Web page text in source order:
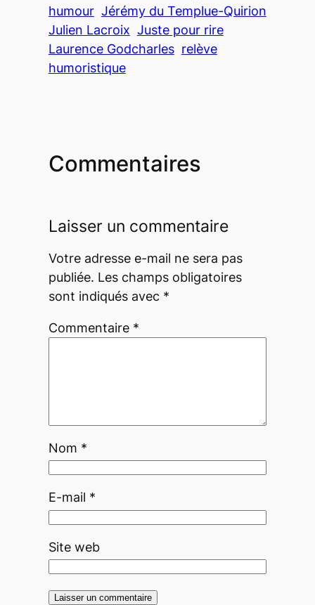
humour Jérémy du Templue-Quirion
Julien Lacroix Juste pour rire
Laurence Godcharles relève
humoristique
Commentaires
Laisser un commentaire
Votre adresse e-mail ne sera pas
publiée. Les champs obligatoires
sont indiqués avec *
Commentaire *
Nom *
E-mail *
Site web